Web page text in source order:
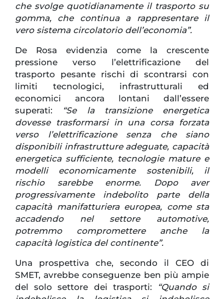
che svolge quotidianamente il trasporto su
gomma, che continua a rappresentare il
vero sistema circolatorio dell’economia”.
De Rosa evidenzia come la crescente
pressione verso l’elettrificazione del
trasporto pesante rischi di scontrarsi con
limiti tecnologici, infrastrutturali ed
economici ancora lontani dall’essere
superati:
“Se la transizione energetica
dovesse trasformarsi in una corsa forzata
verso l’elettrificazione senza che siano
disponibili infrastrutture adeguate, capacità
energetica sufficiente, tecnologie mature e
modelli economicamente sostenibili, il
rischio sarebbe enorme. Dopo aver
progressivamente indebolito parte della
capacità manifatturiera europea, come sta
accadendo nel settore automotive,
potremmo compromettere anche la
capacità logistica del continente”.
Una prospettiva che, secondo il CEO di
SMET, avrebbe conseguenze ben più ampie
del solo settore dei trasporti:
“Quando si